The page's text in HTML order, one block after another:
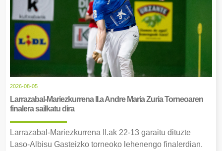
2026-08-05
Larrazabal-Mariezkurrena II.a Andre Maria Zuria Torneoaren
finalera sailkatu dira
Larrazabal-Mariezkurrena II.ak 22-13 garaitu dituzte
Laso-Albisu Gasteizko torneoko lehenengo finalerdian.